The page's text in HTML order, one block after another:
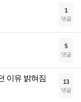
1
댓글
5
댓글
이유 밝혀짐 13
댓글